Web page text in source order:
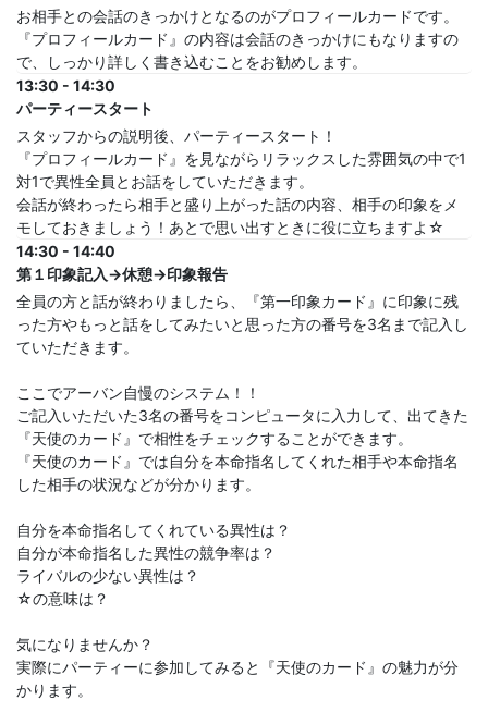
お相手との会話のきっかけとなるのがプロフィールカードです。
『プロフィールカード』の内容は会話のきっかけにもなりますの
で、しっかり詳しく書き込むことをお勧めします。
13:30 - 14:30
パーティースタート
スタッフからの説明後、パーティースタート！
『プロフィールカード』を見ながらリラックスした雰囲気の中で1
対1で異性全員とお話をしていただきます。
会話が終わったら相手と盛り上がった話の内容、相手の印象をメ
モしておきましょう！あとで思い出すときに役に立ちますよ☆
14:30 - 14:40
第１印象記入→休憩→印象報告
全員の方と話が終わりましたら、『第一印象カード』に印象に残
った方やもっと話をしてみたいと思った方の番号を3名まで記入し
ていただきます。
ここでアーバン自慢のシステム！！
ご記入いただいた3名の番号をコンピュータに入力して、出てきた
『天使のカード』で相性をチェックすることができます。
『天使のカード』では自分を本命指名してくれた相手や本命指名
した相手の状況などが分かります。
自分を本命指名してくれている異性は？
自分が本命指名した異性の競争率は？
ライバルの少ない異性は？
☆の意味は？
気になりませんか？
実際にパーティーに参加してみると『天使のカード』の魅力が分
かります。